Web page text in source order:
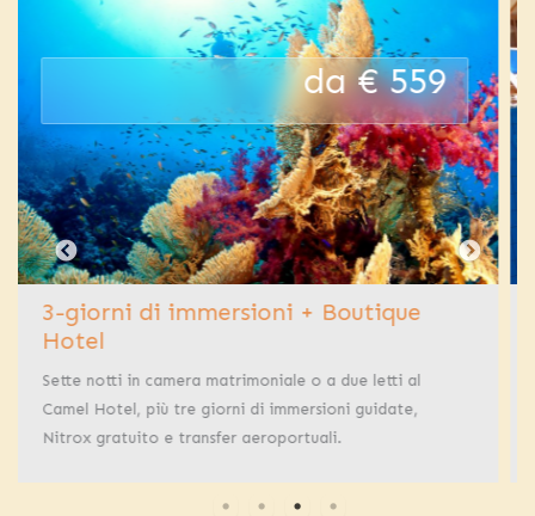
letti al
guidate,
da
SSI Open Water + Boutique
Hotel più corso SSI Open Water.